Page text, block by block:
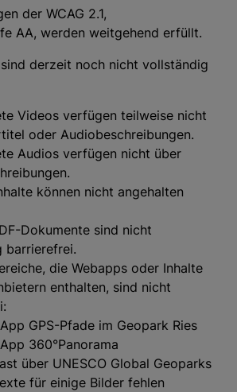
der WCAG 2.1,
AA, werden weitgehend erfüllt.
derzeit noch nicht vollständig
Videos verfügen teilweise nicht
oder Audiobeschreibungen.
Audios verfügen nicht über
können nicht angehalten
Dokumente sind nicht
barrierefrei.
die Webapps oder Inhalte
enthalten, sind nicht
GPS-Pfade im Geopark Ries
360°Panorama
über UNESCO Global Geoparks
für einige Bilder fehlen